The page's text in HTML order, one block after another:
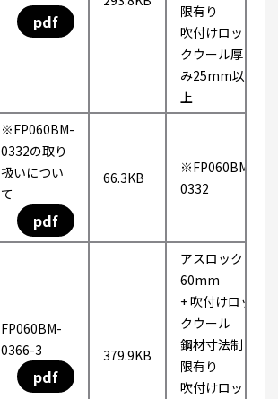
pdf
限有り
吹付けロッ
クウール厚
み25mm以
上
※FP060BM-
0332の取り
扱いについ
て
pdf
66.3KB
※FP060BM-
0332
FP060BM-
0366-3
pdf
379.9KB
アスロック
60mm
+ 吹付けロッ
クウール
鋼材寸法制
限有り
吹付けロッ